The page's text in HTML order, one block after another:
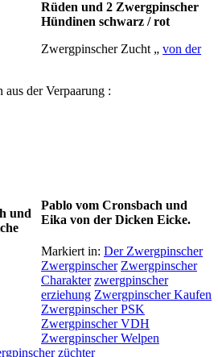
Rüden und 2 Zwergpinscher
Hündinen schwarz / rot
Zwergpinscher Zucht „ von der
aus der Verpaarung :
Pablo vom Cronsbach und
Eika von der Dicken Eicke.
Markiert in: Der Zwergpinscher
Zwergpinscher Zwergpinscher
Charakter zwergpinscher
erziehung Zwergpinscher Kaufen
Zwergpinscher PSK
Zwergpinscher VDH
Zwergpinscher Welpen
züchter